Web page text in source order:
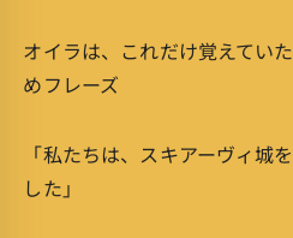
オイラは、これだけ覚えてい
めフレーズ
「私たちは、スキアーヴィ城
した」